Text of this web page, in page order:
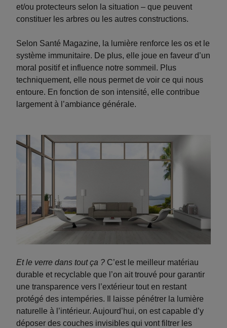
et/ou protecteurs selon la situation – que peuvent
constituer les arbres ou les autres constructions.
Selon Santé Magazine, la lumière renforce les os et le
système immunitaire. De plus, elle joue en faveur d’un
moral positif et influence notre sommeil. Plus
techniquement, elle nous permet de voir ce qui nous
entoure. En fonction de son intensité, elle contribue
largement à l’ambiance générale.
Et le verre dans tout ça ? C’est le meilleur matériau
durable et recyclable que l’on ait trouvé pour garantir
une transparence vers l’extérieur tout en restant
protégé des intempéries. Il laisse pénétrer la lumière
naturelle à l’intérieur. Aujourd’hui, on est capable d’y
déposer des couches invisibles qui vont filtrer les